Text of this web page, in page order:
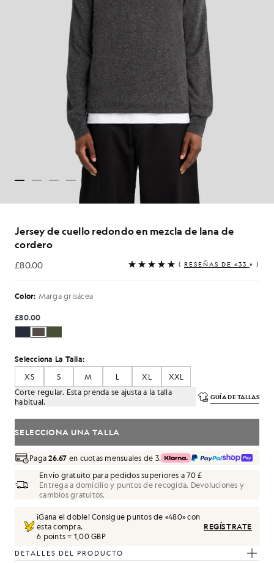
Jersey de cuello redondo en mezcla de lana de
cordero
£80.00
£80.00 ( RESEÑAS DE «33 » )
Color: Marga grisácea
£80.00
Selecciona La Talla:
XS
S M L XL
XXL
Corte regular. Esta prenda se ajusta a la talla
habitual.
GUÍA DE TALLAS
SELECCIONA UNA TALLA
Paga26.67 en cuotas mensuales de 3.
Envío gratuito para pedidos superiores a 70 £
Entrega a domicilio y puntos de recogida. Devoluciones y
cambios gratuitos.
¡Gana el doble! Consigue puntos de «480» con
esta compra.
6 points = 1,00 GBP
REGÍSTRATE
DETALLES DEL PRODUCTO